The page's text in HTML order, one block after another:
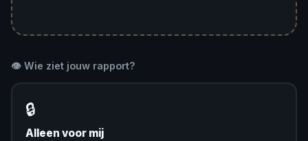
👁️ Wie ziet jouw rapport?
🔒
Alleen voor mij